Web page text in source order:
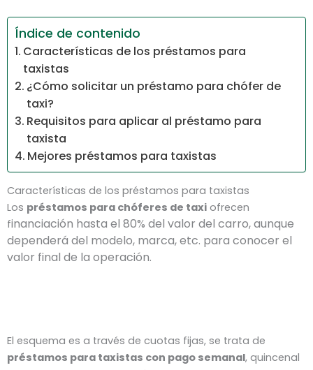
Índice de contenido
Características de los préstamos para
taxistas
¿Cómo solicitar un préstamo para chófer de
taxi?
Requisitos para aplicar al préstamo para
taxista
Mejores préstamos para taxistas
Características de los préstamos para taxistas
Los préstamos para chóferes de taxi ofrecen
financiación hasta el 80% del valor del carro, aunque
dependerá del modelo, marca, etc. para conocer el
valor final de la operación.
El esquema es a través de cuotas fijas, se trata de
préstamos para taxistas con pago semanal, quincenal